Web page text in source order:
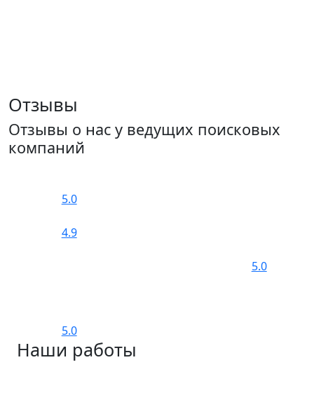
Отзывы
Отзывы о нас у ведущих поисковых
компаний
5.0
4.9
5.0
5.0
Наши работы